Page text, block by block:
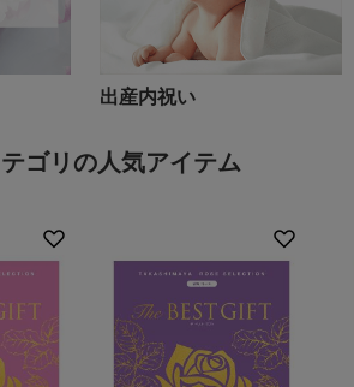
出産内祝い
ゴリの人気アイテム